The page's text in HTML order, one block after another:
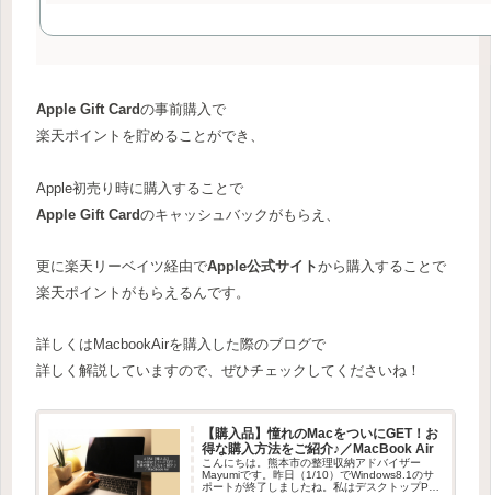
Apple Gift Cardの事前購入で
楽天ポイントを貯めることができ、
Apple初売り時に購入することで
Apple Gift Cardのキャッシュバックがもらえ、
更に楽天リーベイツ経由でApple公式サイトから購入することで
楽天ポイントがもらえるんです。
詳しくはMacbookAirを購入した際のブログで
詳しく解説していますので、ぜひチェックしてくださいね！
【購入品】憧れのMacをついにGET！お
得な購入方法をご紹介♪／MacBook Air
こんにちは。熊本市の整理収納アドバイザー
Mayumiです。昨日（1/10）でWindows8.1のサ
ポートが終了しましたね。私はデスクトップPC